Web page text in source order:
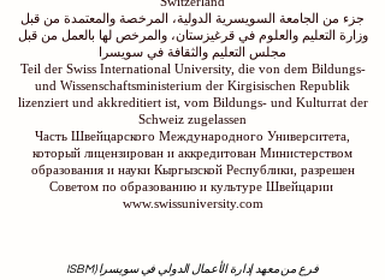
جزء من الجامعة السويسرية الدولية، المرخصة والمعتمدة من قبل
وزارة التعليم والعلوم في قرغيزستان، والمرخص لها بالعمل من قبل
مجلس التعليم والثقافة في سويسرا
Teil der Swiss International University, die von dem Bildungs-
und Wissenschaftsministerium der Kirgisischen Republik
lizenziert und akkreditiert ist, vom Bildungs- und Kulturrat der
Schweiz zugelassen
Часть Швейцарского Международного Университета,
который лицензирован и аккредитован Министерством
образования и науки Кыргызской Республики, разрешен
Советом по образованию и культуре Швейцарии
www.swissuniversity.com
فرع من معهد إدارة الأعمال الدولي في سويسرا (ISBM